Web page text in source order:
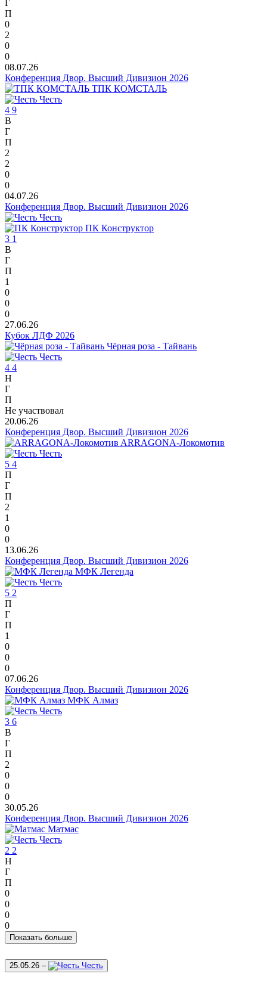
Г
П
0
2
0
0
08.07.26
Конференция Двор. Высший Дивизион 2026
ТПК КОМСТАЛЬ
Честь
4 9
В
Г
П
2
2
0
0
04.07.26
Конференция Двор. Высший Дивизион 2026
Честь
ПК Конструктор
3 1
В
Г
П
1
0
0
0
27.06.26
Кубок ЛДФ 2026
Чёрная роза - Тайвань
Честь
4 4
Н
Г
П
Не участвовал
20.06.26
Конференция Двор. Высший Дивизион 2026
ARRAGONA-Локомотив
Честь
5 4
П
Г
П
2
1
0
0
13.06.26
Конференция Двор. Высший Дивизион 2026
МФК Легенда
Честь
5 2
П
Г
П
1
0
0
0
07.06.26
Конференция Двор. Высший Дивизион 2026
МФК Алмаз
Честь
3 6
В
Г
П
2
0
0
0
30.05.26
Конференция Двор. Высший Дивизион 2026
Матмас
Честь
2 2
Н
Г
П
0
0
0
0
Показать больше
25.05.26 – Честь